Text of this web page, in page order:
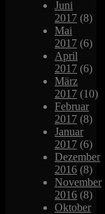
Juni
2017 (8)
Mai
2017 (6)
April
2017 (6)
März
2017 (10)
Februar
2017 (8)
Januar
2017 (6)
Dezember
2016 (8)
November
2016 (8)
Oktober